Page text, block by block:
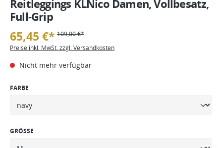
Reitleggings KLNico Damen, Vollbesatz,
Full-Grip
65,45 €* 109,00 €*
Preise inkl. MwSt. zzgl. Versandkosten
Nicht mehr verfügbar
FARBE
GRÖSSE